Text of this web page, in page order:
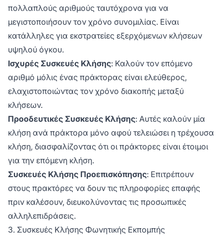
πολλαπλούς αριθμούς ταυτόχρονα για να
μεγιστοποιήσουν τον χρόνο συνομιλίας. Είναι
κατάλληλες για εκστρατείες εξερχόμενων κλήσεων
υψηλού όγκου.
Ισχυρές Συσκευές Κλήσης: Καλούν τον επόμενο
αριθμό μόλις ένας πράκτορας είναι ελεύθερος,
ελαχιστοποιώντας τον χρόνο διακοπής μεταξύ
κλήσεων.
Προοδευτικές Συσκευές Κλήσης: Αυτές καλούν μία
κλήση ανά πράκτορα μόνο αφού τελειώσει η τρέχουσα
κλήση, διασφαλίζοντας ότι οι πράκτορες είναι έτοιμοι
για την επόμενη κλήση.
Συσκευές Κλήσης Προεπισκόπησης: Επιτρέπουν
στους πρακτόρες να δουν τις πληροφορίες επαφής
πριν καλέσουν, διευκολύνοντας τις προσωπικές
αλληλεπιδράσεις.
3. Συσκευές Κλήσης Φωνητικής Εκπομπής